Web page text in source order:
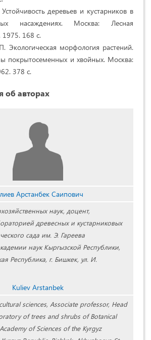
деревьев и кустарников в
насаждениях. Москва: Лесная
168 с.
Экологическая морфология растений.
покрытосеменных и хвойных. Москва:
378 с.
авторах
Арстанбек Саипович
наук, доцент,
древесных и кустарниковых
сада им. Э. Гареева
наук Кыргызской Республики,
Республика, г. Бишкек, ул. И.
Kuliev Arstanbek
sciences, Associate professor, Head
of trees and shrubs of Botanical
of Sciences of the Kyrgyz